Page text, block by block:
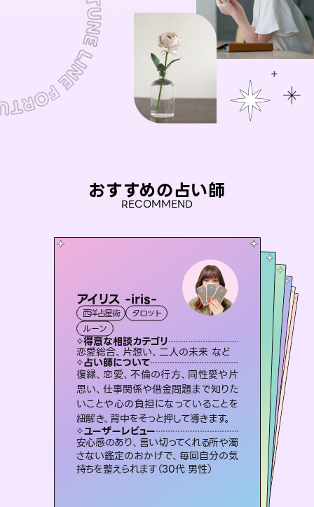
おすすめの占い師
RECOMMEND
アイリス -iris-
西洋占星術
タロット
ルーン
得意な相談カテゴリ
恋愛総合、片想い、二人の未来 など
占い師について
復縁、恋愛、不倫の行方、同性愛や片
思い、仕事関係や借金問題まで知りた
いことや心の負担になっていることを
紐解き、背中をそっと押して導きます。
ユーザーレビュー
安心感のあり、言い切ってくれる所や濁
さない鑑定のおかげで、毎回自分の気
持ちを整えられます（30代 男性）
彗望（すいぼう）
霊視・オーラ 透視
スピリチュアル・リーディング
得意な相談カテゴリ
片想い、あの人の気持ち、復縁 など
占い師について
3,700年以上の歴史を持つ東洋最古の
占術「易占」で詳細まで占い、幸せへ向
かう道筋を示します。厳しい結果にも具
体的な対策をお伝えします。
ユーザーレビュー
複雑な背景もしっかり聞いて鑑定して
いただけました。気持ちが楽になりまし
た（50代 女性）
セラピスト理恵
霊視・オーラ
スピリチュアル・リーディング
得意な相談カテゴリ
片想い、二人の未来、年の差 など
占い師について
連絡再開、復縁、成就などの報告実績
多数。セラピストとして2万超の施術経
験があるからこそできる鑑定で、より良
い未来をサポートします。
ユーザーレビュー
とても心温まる鑑定でした。しかもこち
らは何も言っていないのに視えていらっ
しゃるんだなと驚きです（30代女性）
未来視師＊花
霊視・オーラ
スピリチュアル・リーディング
得意な相談カテゴリ
出逢い、片想い、復縁 など
占い師について
未来には何パターンもの選択肢があります。不安で視えにくくなっているあなたの素敵な未来を見つけ、その未来を選択できるようアドバイスします。
ユーザーレビュー
職場の人の性質や人間関係、本心など
本当によく視えていてびっくり。対策が
打てて前向きになれます（40代）
おう 霊感オラクル
オラクルカード
得意な相談カテゴリ
恋愛総合、あの人の気持ち など
占い師について
霊視×オラクルカードを使って「今」と
「未来」そして「気になるあの人の気持
ち」まで丁寧に読み解き、恋や人生のヒ
ントを優しく引き出します。
ユーザーレビュー
不安な気持ちが嘘みたいに晴れまし
た…！よく視えていらっしゃるんだなと
感じました（40代 女性）
桃源珠羽
霊視・オーラ タロット
スピリチュアル・リーディング
得意な相談カテゴリ
片想い、あの人の気持ち、復縁 など
占い師について
恋愛のお悩みの中でも特に「曖昧な関
係」の相談を得意としており、友達以上
恋人未満なお相手との今後や本音を丁
寧に読み解き恋愛成就へと導きます。
ユーザーレビュー
鑑定していただいてアドバイス通りに行
動すると仲が復活してきました。ありが
とうございました（40代 女性）